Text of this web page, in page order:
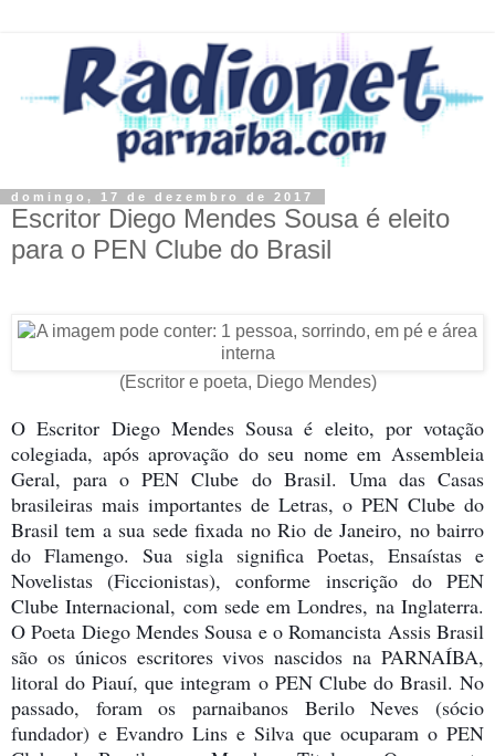
domingo, 17 de dezembro de 2017
Escritor Diego Mendes Sousa é eleito
para o PEN Clube do Brasil
(Escritor e poeta, Diego Mendes)
O Escritor Diego Mendes Sousa é eleito, por votação
colegiada, após aprovação do seu nome em Assembleia
Geral, para o PEN Clube do Brasil. Uma das Casas
brasileiras mais importantes de Letras, o PEN Clube do
Brasil tem a sua sede fixada no Rio de Janeiro, no bairro
do Flamengo. Sua sigla significa Poetas, Ensaístas e
Novelistas (Ficcionistas), conforme inscrição do PEN
Clube Internacional, com sede em Londres, na Inglaterra.
O Poeta Diego Mendes Sousa e o Romancista Assis Brasil
são os únicos escritores vivos nascidos na PARNAÍBA,
litoral do Piauí, que integram o PEN Clube do Brasil. No
passado, foram os parnaibanos Berilo Neves (sócio
fundador) e Evandro Lins e Silva que ocuparam o PEN